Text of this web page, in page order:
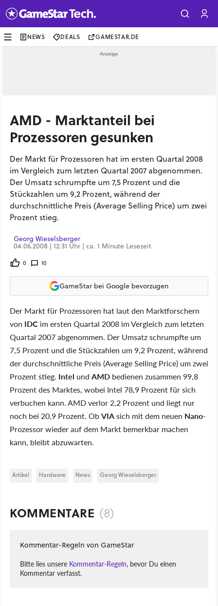
NEWS DEALS GAMESTAR.DE
AMD - Marktanteil bei
Prozessoren gesunken
Der Markt für Prozessoren hat im ersten Quartal 2008
im Vergleich zum letzten Quartal 2007 abgenommen.
Der Umsatz schrumpfte um 7,5 Prozent und die
Stückzahlen um 9,2 Prozent, während der
durchschnittliche Preis (Average Selling Price) um zwei
Prozent stieg.
Georg Wieselsberger
04.06.2008 | 12:31 Uhr | ca. 1 Minute Lesezeit
0 10
GameStar bei Google bevorzugen
Der Markt für Prozessoren hat laut den Marktforschern
von IDC im ersten Quartal 2008 im Vergleich zum letzten
Quartal 2007 abgenommen. Der Umsatz schrumpfte um
7,5 Prozent und die Stückzahlen um 9,2 Prozent, während
der durchschnittliche Preis (Average Selling Price) um zwei
Prozent stieg. Intel und AMD bedienen zusammen 99,8
Prozent des Marktes, wobei Intel 78,9 Prozent für sich
verbuchen kann. AMD verlor 2,2 Prozent und liegt nur
noch bei 20,9 Prozent. ObVIAsich mit dem neuen Nano-
Prozessor wieder auf dem Markt bemerkbar machen
kann, bleibt abzuwarten.
Artikel Hardware News Georg Wieselsberger
KOMMENTARE (8)
Kommentar-Regeln von GameStar
Bitte lies unsere Kommentar-Regeln, bevor Du einen
Kommentar verfasst.